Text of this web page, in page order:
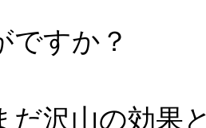
ですか？
だ沢山の効果